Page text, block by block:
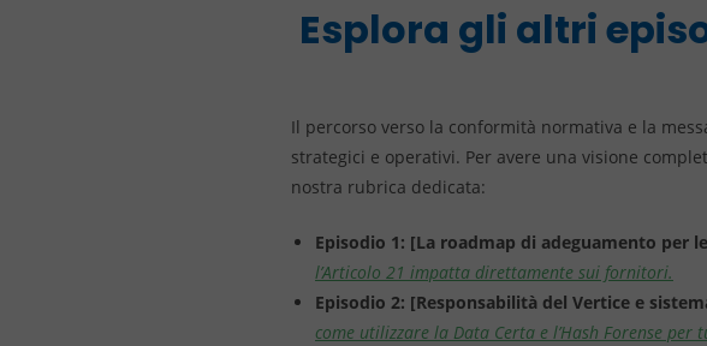
Esplora gli altri
Il percorso verso la conformità normativa e la
strategici e operativi. Per avere una visione
nostra rubrica dedicata:
Episodio 1: [La roadmap di adeguamento per
l’Articolo 21 impatta direttamente sui fornitori.
Episodio 2: [Responsabilità del Vertice e
come utilizzare la Data Certa e l’Hash Forense per